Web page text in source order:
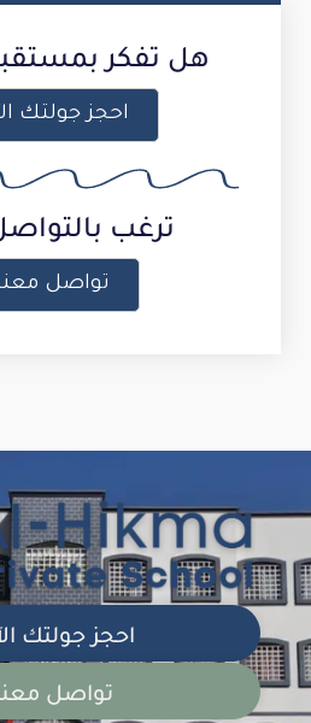
هل تفكر
احجز جولتك
ترغب
تواصل
احجز جولتك
تواصل